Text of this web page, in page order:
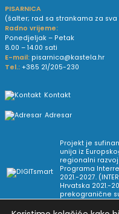
PISARNICA
(šalter; rad sa strankama za
Radno vrijeme:
Ponedjeljak – Petak
8.00 – 14.00 sati
E-mail: pisarnica@kastela.hr
Tel.: +385 21/205-230
Kontakt
Adresar
Projekt je
unija iz
regionalni razvoj
Programa
2021.-2027.
Hrvatska 2021.-
prekogranične